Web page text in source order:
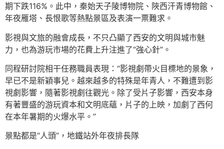
期下跌116%。此中，秦始天子陵博物院、陜西汗青博物館、
年夜雁塔、長恨歌等熱點景區及表演一票難求。
影視與文旅的融會成長，不只凸顯了西安的文明與城市魅
力，也為游玩市場的花費上升注進了“強心針”。
同程研討院相干任務職員表現：“影視劇帶火目標地的景象，
早已不是新穎事兒。越來越多的特殊是年青人，不難遭到影
視劇影響，隨著影視劇往觀光。除了受片子影響，西安本身
有著豐盛的游玩資本和文明底蘊，片子的上映，加劇了西何
在本年暑期的火爆水平。”
景點都是“人頭”，地鐵站外年夜排長隊